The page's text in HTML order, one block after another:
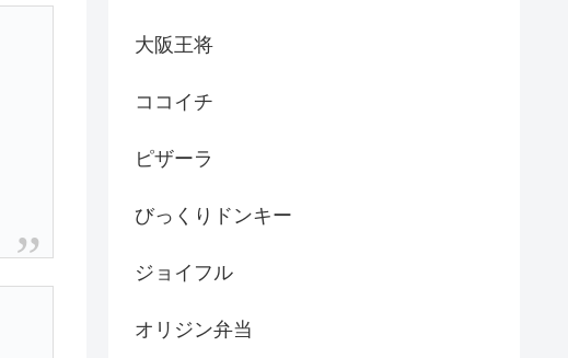
大阪王将
ココイチ
ピザーラ
びっくりドンキー
ジョイフル
オリジン弁当